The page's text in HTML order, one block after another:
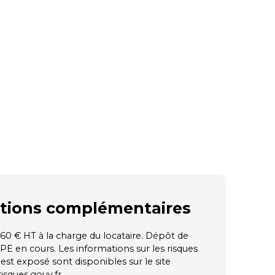
complémentaires
€ HT à la charge du locataire. Dépôt de
en cours. Les informations sur les risques
exposé sont disponibles sur le site